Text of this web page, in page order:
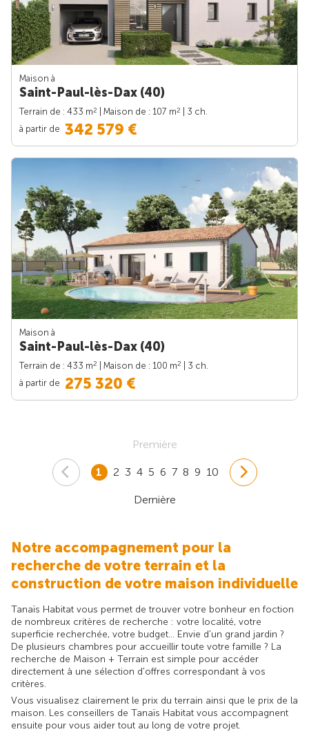
Maison à
Saint-Paul-lès-Dax (40)
Terrain de : 433 m2 | Maison de : 107 m2
| 3 ch.
à partir de 342 579 €
Maison à
Saint-Paul-lès-Dax (40)
Terrain de : 433 m2 | Maison de : 100 m2
| 3 ch.
à partir de 275 320 €
Première
1 2 3 4 5 6 7 8 9 10
Dernière
Notre accompagnement pour la
recherche de votre terrain et la
construction de votre maison individuelle
Tanaïs Habitat vous permet de trouver votre bonheur en foction
de nombreux critères de recherche : votre localité, votre
superficie recherchée, votre budget... Envie d'un grand jardin ?
De plusieurs chambres pour accueillir toute votre famille ? La
recherche de Maison + Terrain est simple pour accéder
directement à une sélection d'offres correspondant à vos
critères.
Vous visualisez clairement le prix du terrain ainsi que le prix de la
maison. Les conseillers de Tanaïs Habitat vous accompagnent
ensuite pour vous aider tout au long de votre projet.